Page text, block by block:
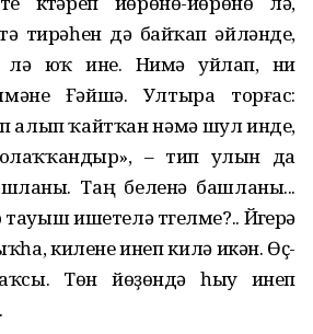
тирәһен дә байҡап әйләнде,
лә юҡ ине. Нимә уйлап, ни
Ғәйшә. Ултыра торғас:
алып ҡайтҡан нәмә шул инде,
– тип улын да
Таң беленә башланы...
ишетелә түгелме?.. Йүгерә
килене инеп килә икән. Өҫ-
Төн йөҙөндә һыу инеп